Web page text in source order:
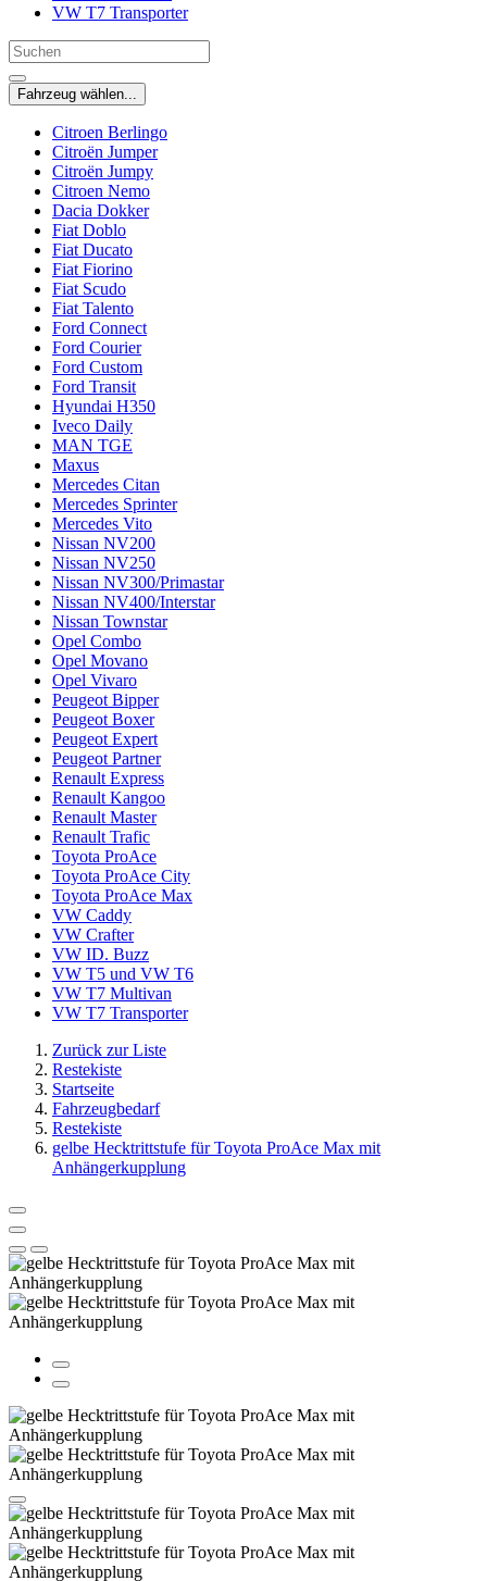
VW T7 Transporter
Fahrzeug wählen...
Citroen Berlingo
Citroën Jumper
Citroën Jumpy
Citroen Nemo
Dacia Dokker
Fiat Doblo
Fiat Ducato
Fiat Fiorino
Fiat Scudo
Fiat Talento
Ford Connect
Ford Courier
Ford Custom
Ford Transit
Hyundai H350
Iveco Daily
MAN TGE
Maxus
Mercedes Citan
Mercedes Sprinter
Mercedes Vito
Nissan NV200
Nissan NV250
Nissan NV300/Primastar
Nissan NV400/Interstar
Nissan Townstar
Opel Combo
Opel Movano
Opel Vivaro
Peugeot Bipper
Peugeot Boxer
Peugeot Expert
Peugeot Partner
Renault Express
Renault Kangoo
Renault Master
Renault Trafic
Toyota ProAce
Toyota ProAce City
Toyota ProAce Max
VW Caddy
VW Crafter
VW ID. Buzz
VW T5 und VW T6
VW T7 Multivan
VW T7 Transporter
Zurück zur Liste
Restekiste
Startseite
Fahrzeugbedarf
Restekiste
gelbe Hecktrittstufe für Toyota ProAce Max mit
Anhängerkupplung